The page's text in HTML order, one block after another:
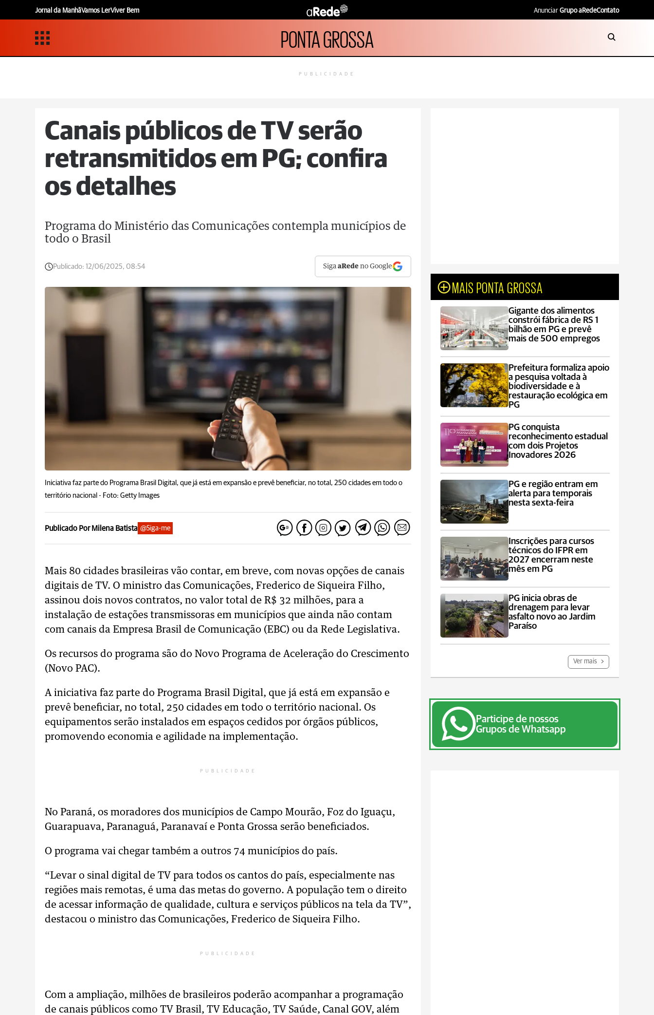
Jornal da ManhãVamos LerViver Bem Anunciar Grupo aRedeContato
PONTA GROSSA
PUBLICIDADE
Canais públicos de TV serão
retransmitidos em PG; confira
os detalhes
Programa do Ministério das Comunicações contempla municípios de
todo o Brasil
Publicado: 12/06/2025, 08:54 SigaaRede no Google
Iniciativa faz parte do Programa Brasil Digital, que já está em expansão e prevê beneficiar, no total, 250 cidades em todo o
território nacional - Foto: Getty Images
Publicado Por Milena Batista @Siga-me
Mais 80 cidades brasileiras vão contar, em breve, com novas opções de canais
digitais de TV. O ministro das Comunicações, Frederico de Siqueira Filho,
assinou dois novos contratos, no valor total de R$ 32 milhões, para a
instalação de estações transmissoras em municípios que ainda não contam
com canais da Empresa Brasil de Comunicação (EBC) ou da Rede Legislativa.
Os recursos do programa são do Novo Programa de Aceleração do Crescimento
(Novo PAC).
A iniciativa faz parte do Programa Brasil Digital, que já está em expansão e
prevê beneficiar, no total, 250 cidades em todo o território nacional. Os
equipamentos serão instalados em espaços cedidos por órgãos públicos,
promovendo economia e agilidade na implementação.
PUBLICIDADE
No Paraná, os moradores dos municípios de Campo Mourão, Foz do Iguaçu,
Guarapuava, Paranaguá, Paranavaí e Ponta Grossa serão beneficiados.
O programa vai chegar também a outros 74 municípios do país.
“Levar o sinal digital de TV para todos os cantos do país, especialmente nas
regiões mais remotas, é uma das metas do governo. A população tem o direito
de acessar informação de qualidade, cultura e serviços públicos na tela da TV”,
destacou o ministro das Comunicações, Frederico de Siqueira Filho.
PUBLICIDADE
Com a ampliação, milhões de brasileiros poderão acompanhar a programação
de canais públicos como TV Brasil, TV Educação, TV Saúde, Canal GOV, além
MAIS PONTA GROSSA
Gigante dos alimentos
constrói fábrica de RS 1
bilhão em PG e prevê
mais de 500 empregos
Prefeitura formaliza apoio
a pesquisa voltada à
biodiversidade e à
restauração ecológica em
PG
PG conquista
reconhecimento estadual
com dois Projetos
Inovadores 2026
PG e região entram em
alerta para temporais
nesta sexta-feira
Inscrições para cursos
técnicos do IFPR em
2027 encerram neste
mês em PG
PG inicia obras de
drenagem para levar
asfalto novo ao Jardim
Paraíso
Ver mais
Participe de nossos
Grupos de Whatsapp